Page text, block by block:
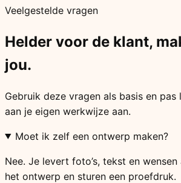
Veelgestelde vragen
Helder voor de klant,
jou.
Gebruik deze vragen als basis en
aan je eigen werkwijze aan.
Moet ik zelf een ontwerp maken?
Nee. Je levert foto’s, tekst en wensen
het ontwerp en sturen een proefdruk.